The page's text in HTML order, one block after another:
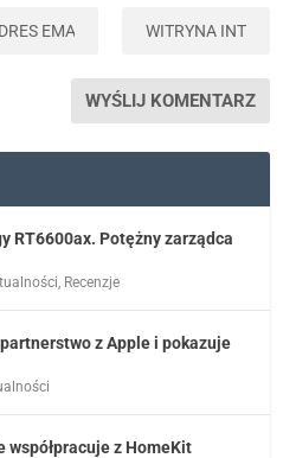
RT6600ax. Potężny zarządca
, Recenzje
z Apple i pokazuje
współpracuje z HomeKit